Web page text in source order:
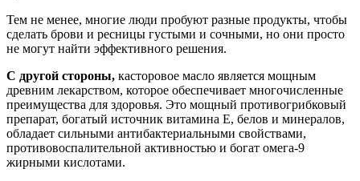
Тем не менее, многие люди пробуют разные продукты, чтобы
сделать брови и ресницы густыми и сочными, но они просто
не могут найти эффективного решения.
С другой стороны, касторовое масло является мощным
древним лекарством, которое обеспечивает многочисленные
преимущества для здоровья. Это мощный противогрибковый
препарат, богатый источник витамина Е, белов и минералов,
обладает сильными антибактериальными свойствами,
противовоспалительной активностью и богат омега-9
жирными кислотами.